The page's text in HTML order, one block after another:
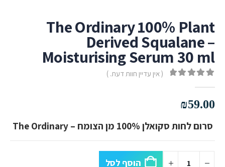
The Ordinary 100% Plant
Derived Squalane –
Moisturising Serum 30 ml
( אין עדיין חוות דעת. )
₪59.00
סרום לחות סקואלן 100% מן הצומח – The Ordinary
הוסף לסל